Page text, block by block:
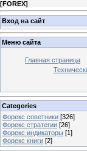
[FOREX]
Вход на сайт
Меню сайта
Главная страница
Categories
Форекс cоветники [326]
Форекс стратегии [26]
Форекс индикаторы [1]
Форекс книги [2]